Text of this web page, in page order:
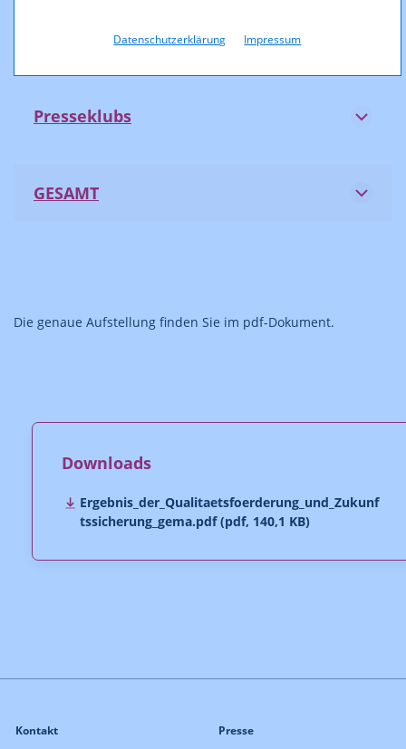
Datenschutzerklärung Impressum
Forschungsprojekte
Presseklubs
GESAMT
Die genaue Aufstellung finden Sie im pdf-Dokument.
Downloads
Ergebnis_der_Qualitaetsfoerderung_und_Zukunf
tssicherung_gema.pdf (pdf, 140,1 KB)
Kontakt Presse